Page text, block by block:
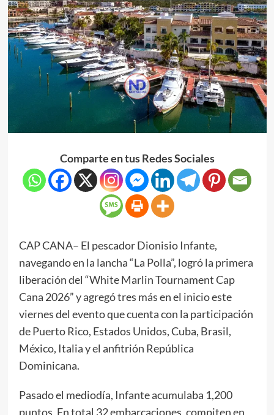
Comparte en tus Redes Sociales
CAP CANA– El pescador Dionisio Infante,
navegando en la lancha “La Polla”, logró la primera
liberación del “White Marlin Tournament Cap
Cana 2026” y agregó tres más en el inicio este
viernes del evento que cuenta con la participación
de Puerto Rico, Estados Unidos, Cuba, Brasil,
México, Italia y el anfitrión República
Dominicana.
Pasado el mediodía, Infante acumulaba 1,200
puntos. En total 32 embarcaciones, compiten en